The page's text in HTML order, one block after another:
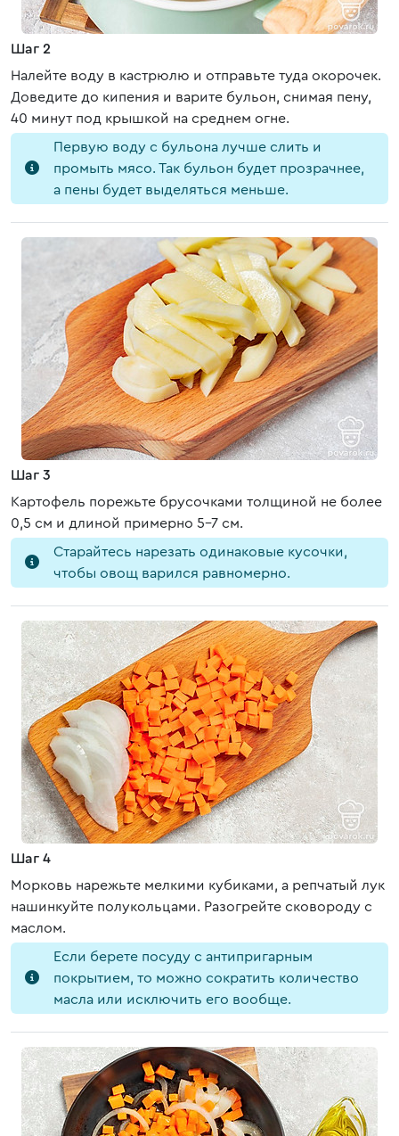
Шаг 2
Налейте воду в кастрюлю и отправьте туда окорочек.
Доведите до кипения и варите бульон, снимая пену,
40 минут под крышкой на среднем огне.
Первую воду с бульона лучше слить и
промыть мясо. Так бульон будет прозрачнее,
а пены будет выделяться меньше.
Шаг 3
Картофель порежьте брусочками толщиной не более
0,5 см и длиной примерно 5-7 см.
Старайтесь нарезать одинаковые кусочки,
чтобы овощ варился равномерно.
Шаг 4
Морковь нарежьте мелкими кубиками, а репчатый лук
нашинкуйте полукольцами. Разогрейте сковороду с
маслом.
Если берете посуду с антипригарным
покрытием, то можно сократить количество
масла или исключить его вообще.